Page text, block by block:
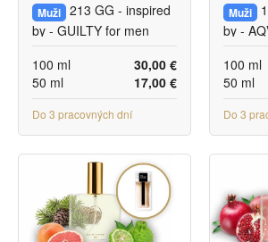
Muži 213 GG - inspired
by - GUILTY for men
30,00 €
100 ml
17,00 €
50 ml
Do 3 pracovných dní
Muži
by -
100 ml
50 ml
Do 3